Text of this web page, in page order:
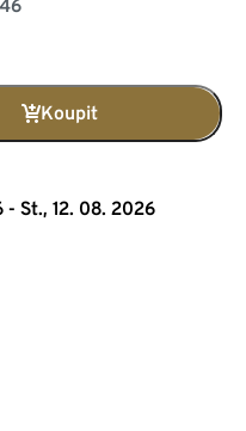
Koupit
- St., 12. 08. 2026